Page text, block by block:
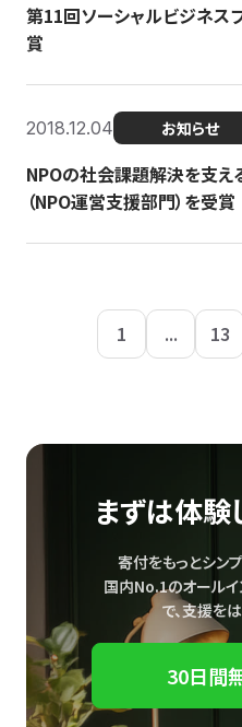
第11回ソーシャルビジネス
賞
2018.12.04 お知らせ
NPOの社会課題解決を支
（NPO運営支援部門）を受賞
1 ... 13
まずは体験
寄付をもっとシン
国内No.1のオール
で、支援をは
30日間